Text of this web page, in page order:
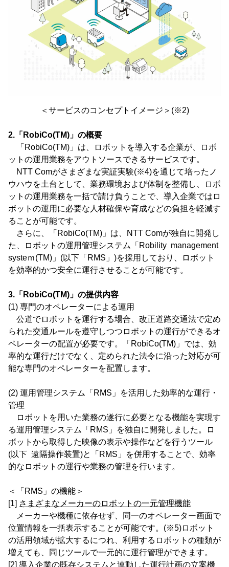
＜サービスのコンセプトイメージ＞(※2)
2.「RobiCo(TM)」の概要
「RobiCo(TM)」は、ロボットを導入する企業が、ロボ
ットの運用業務をアウトソースできるサービスです。
NTT Comがさまざまな実証実験(※4)を通じて培ったノ
ウハウを土台として、業務環境および体制を整備し、ロボ
ットの運用業務を一括で請け負うことで、導入企業ではロ
ボットの運用に必要な人材確保や育成などの負担を軽減す
ることが可能です。
さらに、「RobiCo(TM)」は、NTT Comが独自に開発し
た、ロボットの運用管理システム「Robility management
systeｍ(TM)」(以下「RMS」)を採用しており、ロボット
を効率的かつ安全に運行させることが可能です。
3.「RobiCo(TM)」の提供内容
(1) 専門のオペレーターによる運用
公道でロボットを運行する場合、改正道路交通法で定め
られた交通ルールを遵守しつつロボットの運行ができるオ
ペレーターの配置が必要です。「RobiCo(TM)」では、効
率的な運行だけでなく、定められた法令に沿った対応が可
能な専門のオペレーターを配置します。
(2) 運用管理システム「RMS」を活用した効率的な運行・
管理
ロボットを用いた業務の遂行に必要となる機能を実現す
る運用管理システム「RMS」を独自に開発しました。ロ
ボットから取得した映像の表示や操作などを行うツール
(以下 遠隔操作装置)と「RMS」を併用することで、効率
的なロボットの運行や業務の管理を行います。
＜「RMS」の機能＞
[1] さまざまなメーカーのロボットの一元管理機能
メーカーや機種に依存せず、同一のオペレーター画面で
位置情報を一括表示することが可能です。(※5)ロボット
の活用領域が拡大するにつれ、利用するロボットの種類が
増えても、同じツールで一元的に運行管理ができます。
[2] 導入企業の既存システムと連動した運行計画の立案機